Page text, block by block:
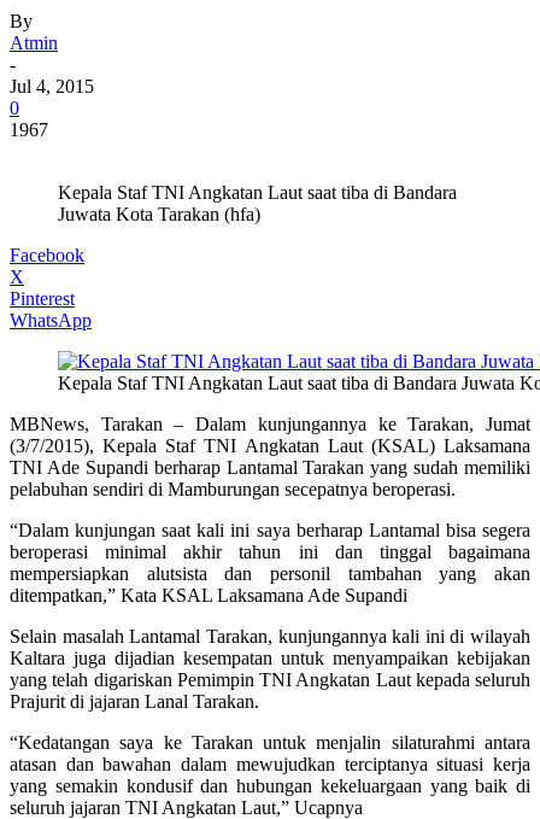
By
Atmin
-
Jul 4, 2015
0
1967
Kepala Staf TNI Angkatan Laut saat tiba di Bandara
Juwata Kota Tarakan (hfa)
Facebook
X
Pinterest
WhatsApp
Kepala Staf TNI Angkatan Laut saat tiba di Bandara Juwata
MBNews, Tarakan – Dalam kunjungannya ke Tarakan, Jumat
(3/7/2015), Kepala Staf TNI Angkatan Laut (KSAL) Laksamana
TNI Ade Supandi berharap Lantamal Tarakan yang sudah memiliki
pelabuhan sendiri di Mamburungan secepatnya beroperasi.
“Dalam kunjungan saat kali ini saya berharap Lantamal bisa segera
beroperasi minimal akhir tahun ini dan tinggal bagaimana
mempersiapkan alutsista dan personil tambahan yang akan
ditempatkan,” Kata KSAL Laksamana Ade Supandi
Selain masalah Lantamal Tarakan, kunjungannya kali ini di wilayah
Kaltara juga dijadian kesempatan untuk menyampaikan kebijakan
yang telah digariskan Pemimpin TNI Angkatan Laut kepada seluruh
Prajurit di jajaran Lanal Tarakan.
“Kedatangan saya ke Tarakan untuk menjalin silaturahmi antara
atasan dan bawahan dalam mewujudkan terciptanya situasi kerja
yang semakin kondusif dan hubungan kekeluargaan yang baik di
seluruh jajaran TNI Angkatan Laut,” Ucapnya